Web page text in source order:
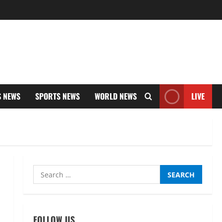
SPORTS NEWS WORLD NEWS LIVE
Search
for: